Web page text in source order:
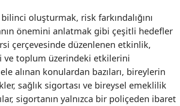
Giresun
Gümüşhane
Hakkari
Isparta
oluşturmak, risk farkındalığını
önemini anlatmak gibi çeşitli hedefler
çerçevesinde düzenlenen etkinlik,
toplum üzerindeki etkilerini
alınan konulardan bazıları, bireylerin
sağlık sigortası ve bireysel emeklilik
sigortanın yalnızca bir poliçeden ibaret